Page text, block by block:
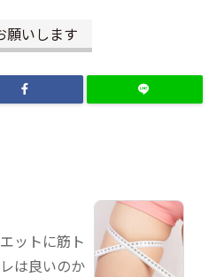
願いします
ットに筋ト
レは良いのか